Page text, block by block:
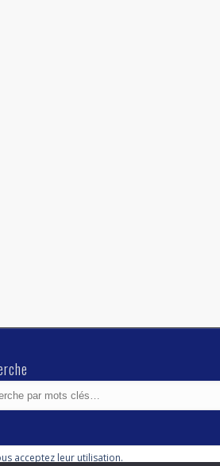
acceptez leur utilisation.